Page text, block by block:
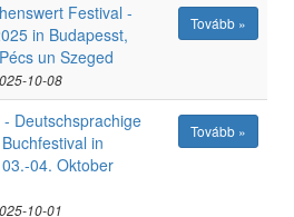
Festival -
in Budapesst,
un Szeged
10-08
Tovább »
Deutschsprachige
in
04. Oktober
10-01
Tovább »